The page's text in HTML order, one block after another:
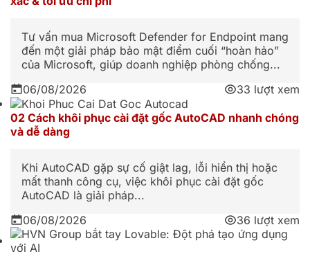
Tư vấn mua Microsoft Defender for Endpoint mang
đến một giải pháp bảo mật điểm cuối “hoàn hảo”
của Microsoft, giúp doanh nghiệp phòng chống...
06/08/2026
33 lượt xem
02 Cách khôi phục cài đặt gốc AutoCAD nhanh chóng
và dễ dàng
Khi AutoCAD gặp sự cố giật lag, lỗi hiển thị hoặc
mất thanh công cụ, việc khôi phục cài đặt gốc
AutoCAD là giải pháp...
06/08/2026
36 lượt xem